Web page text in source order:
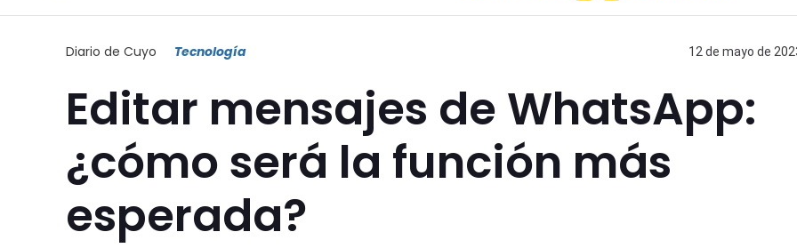
Diario de Cuyo Tecnología 12 de mayo de
Editar mensajes de WhatsApp:
¿cómo será la función más
esperada?